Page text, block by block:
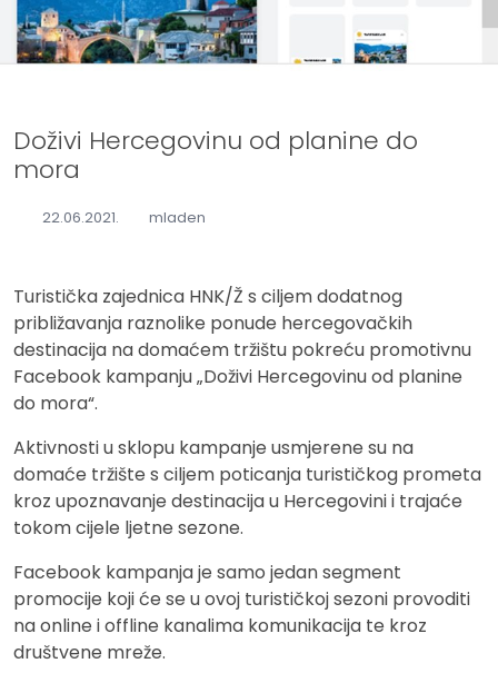
Doživi Hercegovinu od planine do
mora
22.06.2021. mladen
Turistička zajednica HNK/Ž s ciljem dodatnog
približavanja raznolike ponude hercegovačkih
destinacija na domaćem tržištu pokreću promotivnu
Facebook kampanju „Doživi Hercegovinu od planine
do mora“.
Aktivnosti u sklopu kampanje usmjerene su na
domaće tržište s ciljem poticanja turističkog prometa
kroz upoznavanje destinacija u Hercegovini i trajaće
tokom cijele ljetne sezone.
Facebook kampanja je samo jedan segment
promocije koji će se u ovoj turističkoj sezoni provoditi
na online i offline kanalima komunikacija te kroz
društvene mreže.